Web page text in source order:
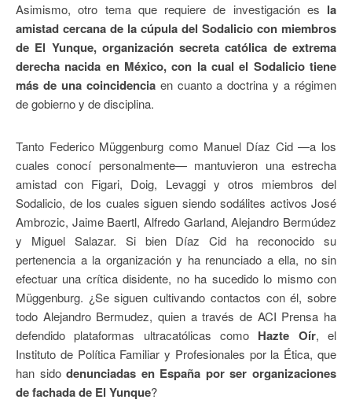
Asimismo, otro tema que requiere de investigación es la
amistad cercana de la cúpula del Sodalicio con miembros
de El Yunque, organización secreta católica de extrema
derecha nacida en México, con la cual el Sodalicio tiene
más de una coincidenciaen cuanto a doctrina y a régimen
de gobierno y de disciplina.
Tanto Federico Müggenburg como Manuel Díaz Cid —a los
cuales conocí personalmente— mantuvieron una estrecha
amistad con Figari, Doig, Levaggi y otros miembros del
Sodalicio, de los cuales siguen siendo sodálites activos José
Ambrozic, Jaime Baertl, Alfredo Garland, Alejandro Bermúdez
y Miguel Salazar. Si bien Díaz Cid ha reconocido su
pertenencia a la organización y ha renunciado a ella, no sin
efectuar una crítica disidente, no ha sucedido lo mismo con
Müggenburg. ¿Se siguen cultivando contactos con él, sobre
todo Alejandro Bermudez, quien a través de ACI Prensa ha
defendido plataformas ultracatólicas como Hazte Oír, el
Instituto de Política Familiar y Profesionales por la Ética, que
han sidodenunciadas en España por ser organizaciones
de fachada de El Yunque?